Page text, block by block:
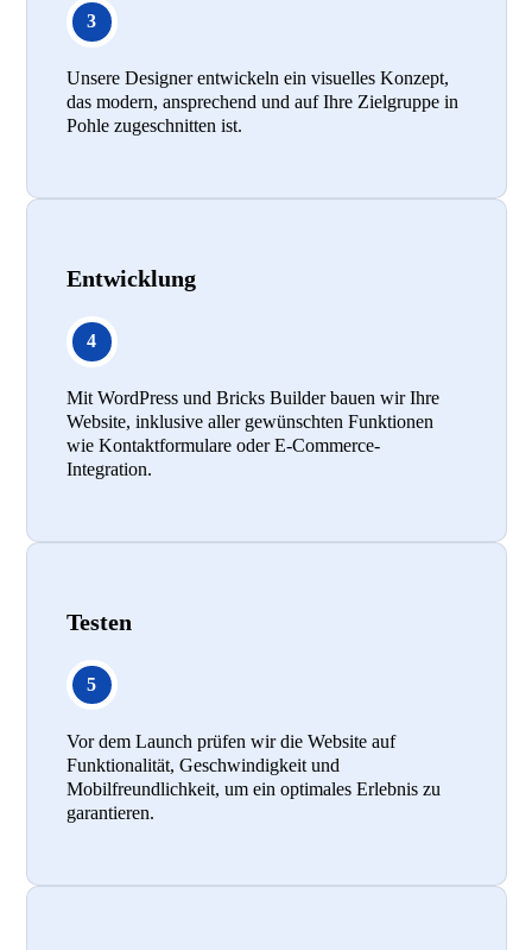
Unsere Designer entwickeln ein visuelles Konzept,
das modern, ansprechend und auf Ihre Zielgruppe in
Pohle zugeschnitten ist.
Entwicklung
Mit WordPress und Bricks Builder bauen wir Ihre
Website, inklusive aller gewünschten Funktionen
wie Kontaktformulare oder E-Commerce-
Integration.
Testen
Vor dem Launch prüfen wir die Website auf
Funktionalität, Geschwindigkeit und
Mobilfreundlichkeit, um ein optimales Erlebnis zu
garantieren.